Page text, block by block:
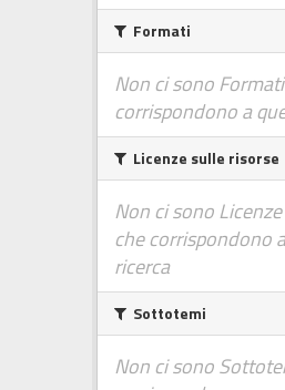
Formati
Non ci sono
corrispondono a
Licenze sulle risorse
Non ci sono
che corrispondono
ricerca
Sottotemi
Non ci sono